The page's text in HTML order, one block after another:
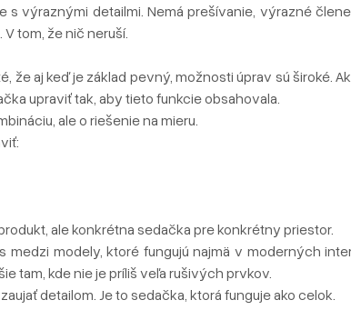
s výraznými detailmi. Nemá prešívanie, výrazné
tom, že nič neruší.
že aj keď je základ pevný, možnosti úprav sú široké.
upraviť tak, aby tieto funkcie obsahovala.
ale o riešenie na mieru.
ale konkrétna sedačka pre konkrétny priestor.
medzi modely, ktoré fungujú najmä v moderných
tam, kde nie je príliš veľa rušivých prvkov.
detailom. Je to sedačka, ktorá funguje ako celok.